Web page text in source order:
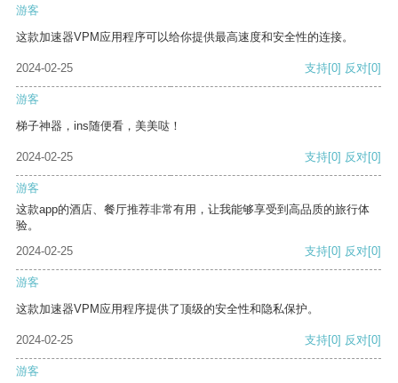
游客
这款加速器VPM应用程序可以给你提供最高速度和安全性的连接。
2024-02-25 支持[0] 反对[0]
游客
梯子神器，ins随便看，美美哒！
2024-02-25 支持[0] 反对[0]
游客
这款app的酒店、餐厅推荐非常有用，让我能够享受到高品质的旅行体
验。
2024-02-25
支持[0] 反对[0]
游客
这款加速器VPM应用程序提供了顶级的安全性和隐私保护。
2024-02-25 支持[0] 反对[0]
游客